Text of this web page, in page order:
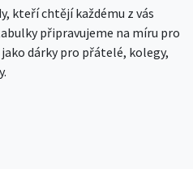
kteří chtějí každému z vás
připravujeme na míru pro
dárky pro přátelé, kolegy,